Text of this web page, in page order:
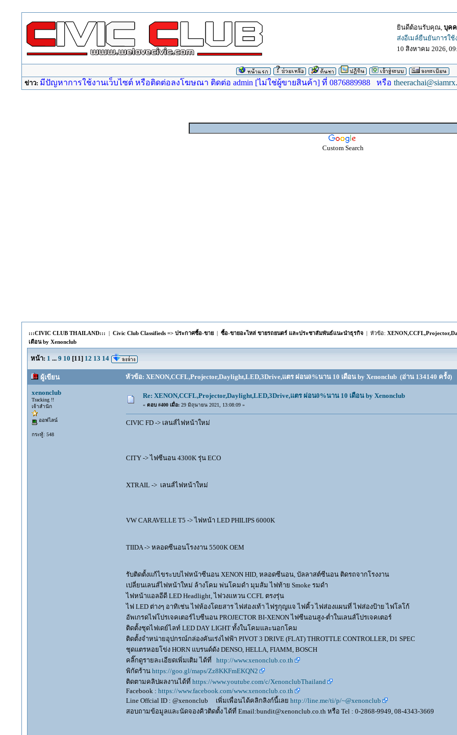
ยินดีต้อนรับคุณ, บุค
ส่งอีเมล์ยืนยันการใช้
10 สิงหาคม 2026,
ข่าว: มีปัญหาการใช้งานเว็บไซต์ หรือติดต่อลงโฆษณา ติดต่อ admin [ไม่ใช่ผู้ขายสินค้า] ที่ 0876889988 หรือ
Custom Search
:::CIVIC CLUB THAILAND::: | Civic Club Classifieds => ประกาศซื้อ-ขาย| ซื้อ-ขายอะไหล่ ขายรถยนตร์ และประชาสัมพันธ์แนะนำธุรกิจ| หัวข้อ:
เดือน by Xenonclub
หน้า: 1 ... 9 10 [11] 12 13 14
ผู้เขียน หัวข้อ: XENON,CCFL,Projector,Daylight,LED,3Drive,แตร ผ่อน0%นาน 10 เดือน by Xenonclub (อ่าน 134140 ครั้ง)
xenonclub
Tracking !!
เจ้าสำนัก
ออฟไลน์
กระทู้: 548
Re: XENON,CCFL,Projector,Daylight,LED,3Drive,แตร ผ่อน0%นาน 10 เดือน by Xenonclub
« ตอบ #400 เมื่อ:29 มิถุนายน 2021, 13:08:09 »
CIVIC FD -> เลนส์ไฟหน้าใหม่
CITY -> ไฟซีนอน 4300K รุ่น ECO
XTRAIL -> เลนส์ไฟหน้าใหม่
VW CARAVELLE T5 -> ไฟหน้า LED PHILIPS 6000K
TIIDA -> หลอดซีนอนโรงงาน 5500K OEM
รับติดตั้งแก้ไขระบบไฟหน้าซีนอน XENON HID, หลอดซีนอน, บัลลาสต์ซีนอน ติดรถจากโรงงาน
เปลี่ยนเลนส์ไฟหน้าใหม่ ล้างโคม พ่นโคมดำ มุมส้ม ไฟท้าย Smoke รมดำ
ไฟหน้าแอลอีดี LED Headlight, ไฟวงแหวน CCFL ตรงรุ่น
ไฟ LED ต่างๆ อาทิเช่น ไฟห้องโดยสาร ไฟส่องเท้า ไฟรูกุญแจ ไฟคิ้ว ไฟส่องแผนที่ ไฟส่องป้าย ไฟโลโก้
อัพเกรดไฟโปรเจคเตอร์ไบซีนอน PROJECTOR BI-XENON ไฟซีนอนสูง-ต่ำในเลนส์โปรเจคเตอร์
ติดตั้งชุดไฟเดย์ไลท์ LED DAY LIGHT ทั้งในโคมและนอกโคม
ติดตั้งจำหน่ายอุปกรณ์กล่องคันเร่งไฟฟ้า PIVOT 3 DRIVE (FLAT) THROTTLE CONTROLLER, D1 SPEC
ชุดแตรหอยโข่ง HORN แบรนด์ดัง DENSO, HELLA, FIAMM, BOSCH
คลิ๊กดูรายละเอียดเพิ่มเติม ได้ที่ http://www.xenonclub.co.th
พิกัดร้าน https://goo.gl/maps/Zz8KKFmEKQN2
ติดตามคลิปผลงานได้ที่ https://www.youtube.com/c/XenonclubThailand
Facebook : https://www.facebook.com/www.xenonclub.co.th
Line Offcial ID : @xenonclub เพิ่มเพื่อนได้คลิกลิงก์นี้เลย http://line.me/ti/p/~@xenonclub
สอบถามข้อมูลและนัดจองคิวติดตั้ง ได้ที่ Email:bundit@xenonclub.co.th หรือ Tel : 0-2868-9949, 08-4343-3669